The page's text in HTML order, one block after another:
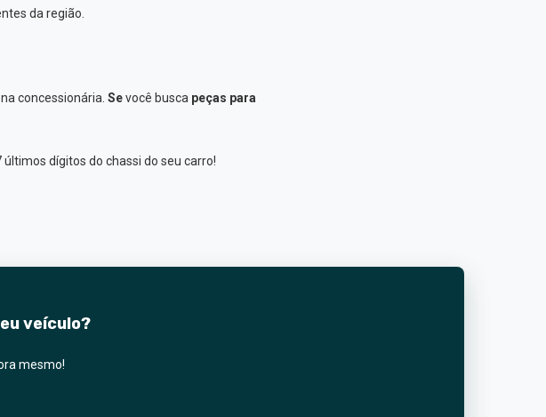
da região.
concessionária. Sevocê busca peças para
últimos dígitos do chassi do seu carro!
veículo?
mesmo!